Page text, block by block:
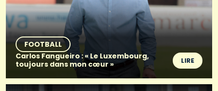
FOOTBALL
Carlos Fangueiro : « Le Luxembourg,
toujours dans mon cœur »
LIRE